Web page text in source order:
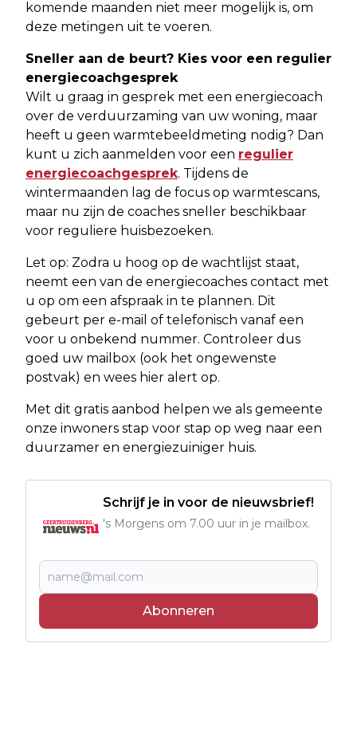
komende maanden niet meer mogelijk is, om
deze metingen uit te voeren.
Sneller aan de beurt? Kies voor een regulier
energiecoachgesprek
Wilt u graag in gesprek met een energiecoach
over de verduurzaming van uw woning, maar
heeft u geen warmtebeeldmeting nodig? Dan
kunt u zich aanmelden voor een regulier
energiecoachgesprek. Tijdens de
wintermaanden lag de focus op warmtescans,
maar nu zijn de coaches sneller beschikbaar
voor reguliere huisbezoeken.
Let op: Zodra u hoog op de wachtlijst staat,
neemt een van de energiecoaches contact met
u op om een afspraak in te plannen. Dit
gebeurt per e-mail of telefonisch vanaf een
voor u onbekend nummer. Controleer dus
goed uw mailbox (ook het ongewenste
postvak) en wees hier alert op.
Met dit gratis aanbod helpen we als gemeente
onze inwoners stap voor stap op weg naar een
duurzamer en energiezuiniger huis.
Schrijf je in voor de nieuwsbrief!
's Morgens om 7.00 uur in je mailbox.
Abonneren